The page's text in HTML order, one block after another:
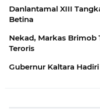
Danlantamal XIII
Betina
Nekad, Markas Brimob
Teroris
Gubernur Kaltara